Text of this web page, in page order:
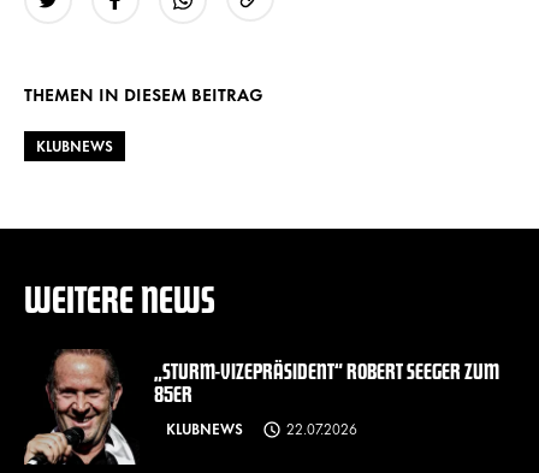
THEMEN IN DIESEM BEITRAG
KLUBNEWS
WEITERE NEWS
„STURM-VIZEPRÄSIDENT“ ROBERT SEEGER ZUM
85ER
KLUBNEWS 22.07.2026